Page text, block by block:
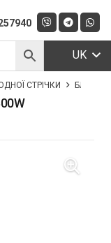
UK
СТРІЧКИ БЛОК